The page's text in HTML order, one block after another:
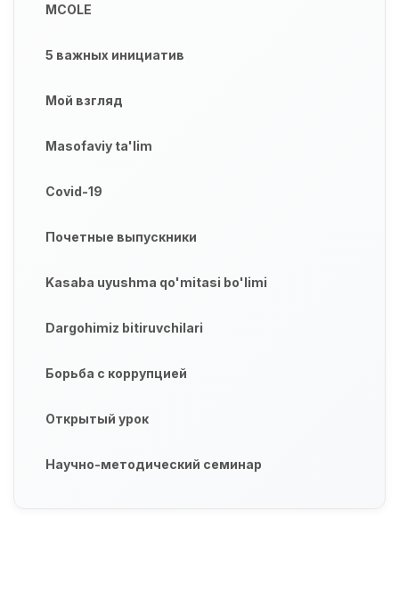
MCOLE
5 важных инициатив
Мой взгляд
Masofaviy ta'lim
Covid-19
Почетные выпускники
Kasaba uyushma qo'mitasi bo'limi
Dargohimiz bitiruvchilari
Борьба с коррупцией
Открытый урок
Научно-методический семинар